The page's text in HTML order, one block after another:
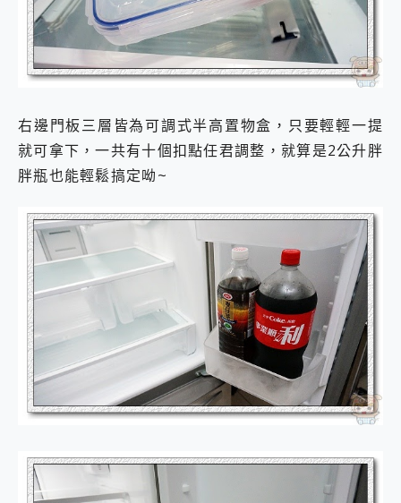
右邊門板三層皆為可調式半高置物盒，只要輕輕一提
就可拿下，一共有十個扣點任君調整，就算是2公升胖
胖瓶也能輕鬆搞定呦~